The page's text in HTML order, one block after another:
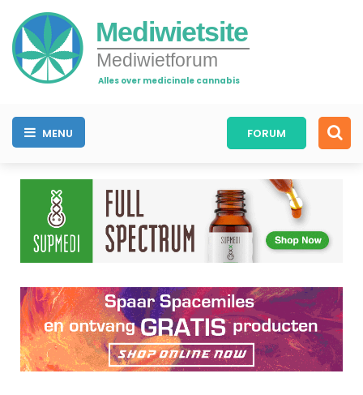
Mediwietsite
Mediwietforum
Alles over medicinale cannabis
MENU FORUM